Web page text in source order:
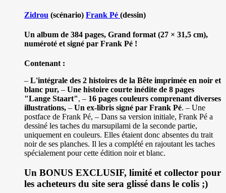
Zidrou (scénario) Frank Pé (dessin)
Un album de 384 pages, Grand format (27 × 31,5 cm),
numéroté et signé par Frank Pé !
Contenant :
– L'intégrale des 2 histoires de la Bête imprimée en noir et
blanc pur, – Une histoire courte inédite de 8 pages
"Lange Staart", – 16 pages couleurs comprenant diverses
illustrations, – Un ex-libris signé par Frank Pé. – Une
postface de Frank Pé, – Dans sa version initiale, Frank Pé a
dessiné les taches du marsupilami de la seconde partie,
uniquement en couleurs. Elles étaient donc absentes du trait
noir de ses planches. Il les a complété en rajoutant les taches
spécialement pour cette édition noir et blanc.
Un BONUS EXCLUSIF, limité et collector pour
les acheteurs du site sera glissé dans le colis ;)